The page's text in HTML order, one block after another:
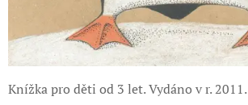
Knížka pro děti od 3 let. Vydáno v r. 2011.